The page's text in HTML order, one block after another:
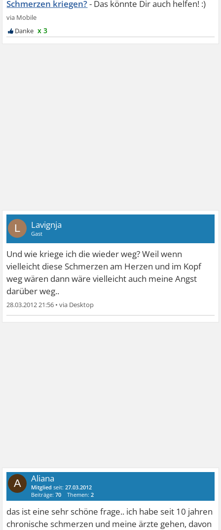
Schmerzen kriegen?
x 3
L Lavignja
Gast
Und wie kriege ich die wieder weg? Weil wenn
vielleicht diese Schmerzen am Herzen und im Kopf
weg wären dann wäre vielleicht auch meine Angst
darüber weg..
28.03.2012 21:56 •
A Aliana
Mitglied seit:27.03.2012
Beiträge:70 Themen:2
das ist eine sehr schöne frage.. ich habe seit 10 jahren
chronische schmerzen und meine ärzte gehen, davon